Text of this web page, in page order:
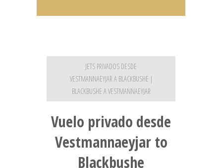
JETS PRIVADOS DESDE
VESTMANNAEYJAR A BLACKBUSHE |
BLACKBUSHE A VESTMANNAEYJAR
Vuelo privado desde
Vestmannaeyjar to
Blackbushe